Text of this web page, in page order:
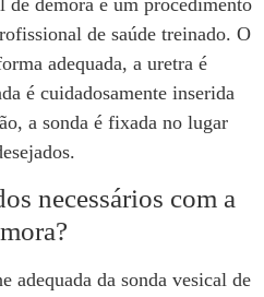
de saúde treinado. O
adequada, a uretra é
é cuidadosamente inserida
a sonda é fixada no lugar
necessários com a
adequada da sonda vesical de